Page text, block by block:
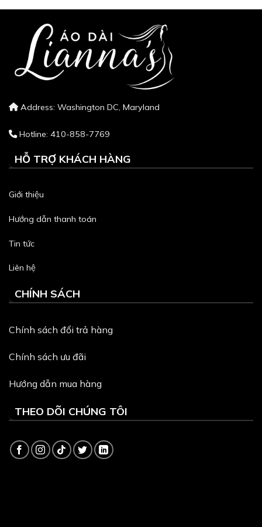
Address: Washington DC, Maryland
Hotline: 410-858-7769
HỖ TRỢ KHÁCH HÀNG
Giới thiệu
Hướng dẫn thanh toán
Tin tức
Liên hệ
CHÍNH SÁCH
Chính sách đổi trả hàng
Chính sách ưu đãi
Hướng dẫn mua hàng
THEO DÕI CHÚNG TÔI